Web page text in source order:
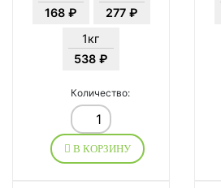
168 ₽
277 ₽
1кг
538 ₽
Количество:
В КОРЗИНУ